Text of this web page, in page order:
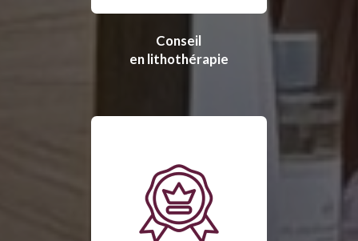
Conseil
en lithothérapie